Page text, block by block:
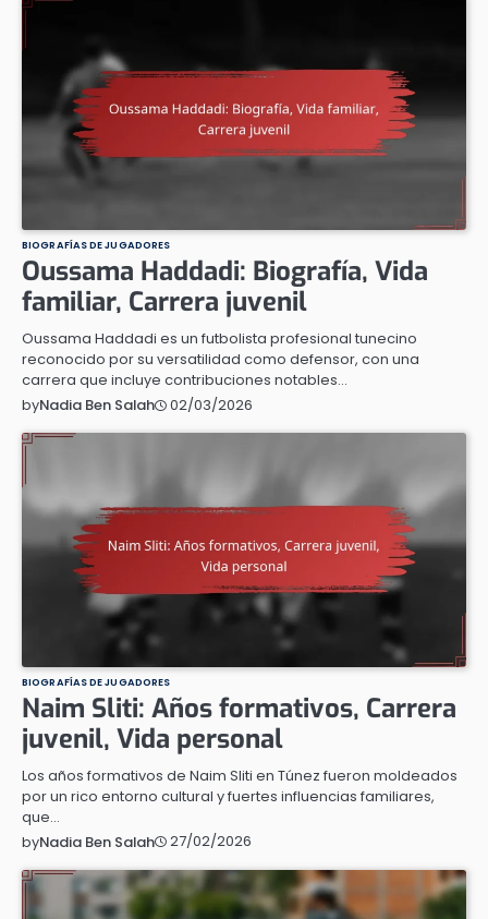
BIOGRAFÍAS DE JUGADORES
Oussama Haddadi: Biografía, Vida
familiar, Carrera juvenil
Oussama Haddadi es un futbolista profesional tunecino
reconocido por su versatilidad como defensor, con una
carrera que incluye contribuciones notables…
byNadia Ben Salah 02/03/2026
BIOGRAFÍAS DE JUGADORES
Naim Sliti: Años formativos, Carrera
juvenil, Vida personal
Los años formativos de Naim Sliti en Túnez fueron moldeados
por un rico entorno cultural y fuertes influencias familiares,
que…
byNadia Ben Salah 27/02/2026